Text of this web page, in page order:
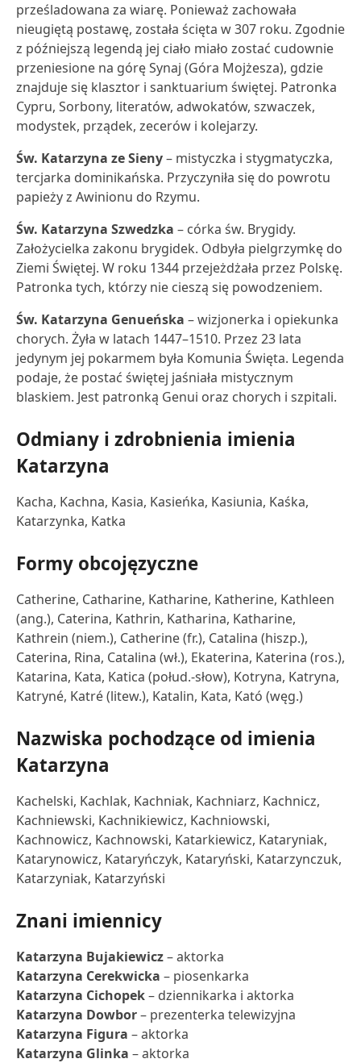
prześladowana za wiarę. Ponieważ zachowała
nieugiętą postawę, została ścięta w 307 roku. Zgodnie
z późniejszą legendą jej ciało miało zostać cudownie
przeniesione na górę Synaj (Góra Mojżesza), gdzie
znajduje się klasztor i sanktuarium świętej. Patronka
Cypru, Sorbony, literatów, adwokatów, szwaczek,
modystek, prządek, zecerów i kolejarzy.
Św. Katarzyna ze Sieny– mistyczka i stygmatyczka,
tercjarka dominikańska. Przyczyniła się do powrotu
papieży z Awinionu do Rzymu.
Św. Katarzyna Szwedzka – córka św. Brygidy.
Założycielka zakonu brygidek. Odbyła pielgrzymkę do
Ziemi Świętej. W roku 1344 przejeżdżała przez Polskę.
Patronka tych, którzy nie cieszą się powodzeniem.
Św. Katarzyna Genueńska – wizjonerka i opiekunka
chorych. Żyła w latach 1447–1510. Przez 23 lata
jedynym jej pokarmem była Komunia Święta. Legenda
podaje, że postać świętej jaśniała mistycznym
blaskiem. Jest patronką Genui oraz chorych i szpitali.
Odmiany i zdrobnienia imienia
Katarzyna
Kacha, Kachna, Kasia, Kasieńka, Kasiunia, Kaśka,
Katarzynka, Katka
Formy obcojęzyczne
Catherine, Catharine, Katharine, Katherine, Kathleen
(ang.), Caterina, Kathrin, Katharina, Katharine,
Kathrein (niem.), Catherine (fr.), Catalina (hiszp.),
Caterina, Rina, Catalina (wł.), Ekaterina, Katerina (ros.),
Katarina, Kata, Katica (połud.-słow), Kotryna, Katryna,
Katryné, Katré (litew.), Katalin, Kata, Kató (węg.)
Nazwiska pochodzące od imienia
Katarzyna
Kachelski, Kachlak, Kachniak, Kachniarz, Kachnicz,
Kachniewski, Kachnikiewicz, Kachniowski,
Kachnowicz, Kachnowski, Katarkiewicz, Kataryniak,
Katarynowicz, Kataryńczyk, Kataryński, Katarzynczuk,
Katarzyniak, Katarzyński
Znani imiennicy
Katarzyna Bujakiewicz– aktorka
Katarzyna Cerekwicka – piosenkarka
Katarzyna Cichopek– dziennikarka i aktorka
Katarzyna Dowbor– prezenterka telewizyjna
Katarzyna Figura – aktorka
Katarzyna Glinka – aktorka